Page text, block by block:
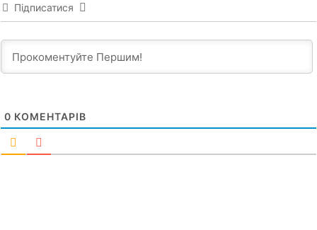
Підписатися
0 КОМЕНТАРІВ